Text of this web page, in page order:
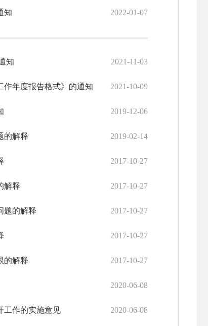
知 2022-01-07
知 2021-11-03
作年度报告格式》的通知 2021-10-09
2019-12-06
的解释 2019-02-14
2017-10-27
解释 2017-10-27
题的解释 2017-10-27
2017-10-27
的解释 2017-10-27
2020-06-08
工作的实施意见 2020-06-08